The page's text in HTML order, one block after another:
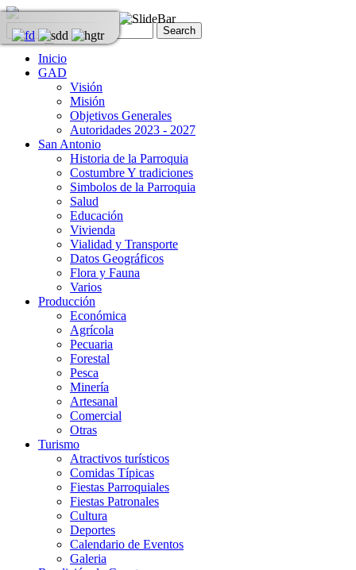
Inicio
GAD
Visión
Misión
Objetivos Generales
Autoridades 2023 - 2027
San Antonio
Historia de la Parroquia
Costumbre Y tradiciones
Simbolos de la Parroquia
Salud
Educación
Vivienda
Vialidad y Transporte
Datos Geográficos
Flora y Fauna
Varios
Producción
Económica
Agrícola
Pecuaria
Forestal
Pesca
Minería
Artesanal
Comercial
Otras
Turismo
Atractivos turísticos
Comidas Típicas
Fiestas Parroquiales
Fiestas Patronales
Cultura
Deportes
Calendario de Eventos
Galeria